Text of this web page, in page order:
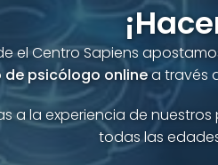
el Centro Sapiens
de psicólogo onlinea través
a la experiencia de
todas las